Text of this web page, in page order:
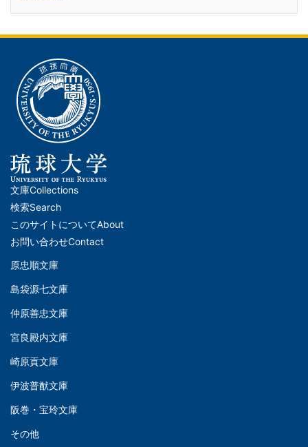
メ
イ
ン
ナ
ビ
ー
シ
ョ
ン
ッ
タ
文庫Collections
検索Search
このサイトについてAbout
お問い合わせContact
文
(Left)
原忠順文庫
島袋源七文庫
仲原善忠文庫
文
(Middle)
宮良殿内文庫
崎原貢文庫
伊波普猷文庫
文
阪巻・宝玲文庫
その他